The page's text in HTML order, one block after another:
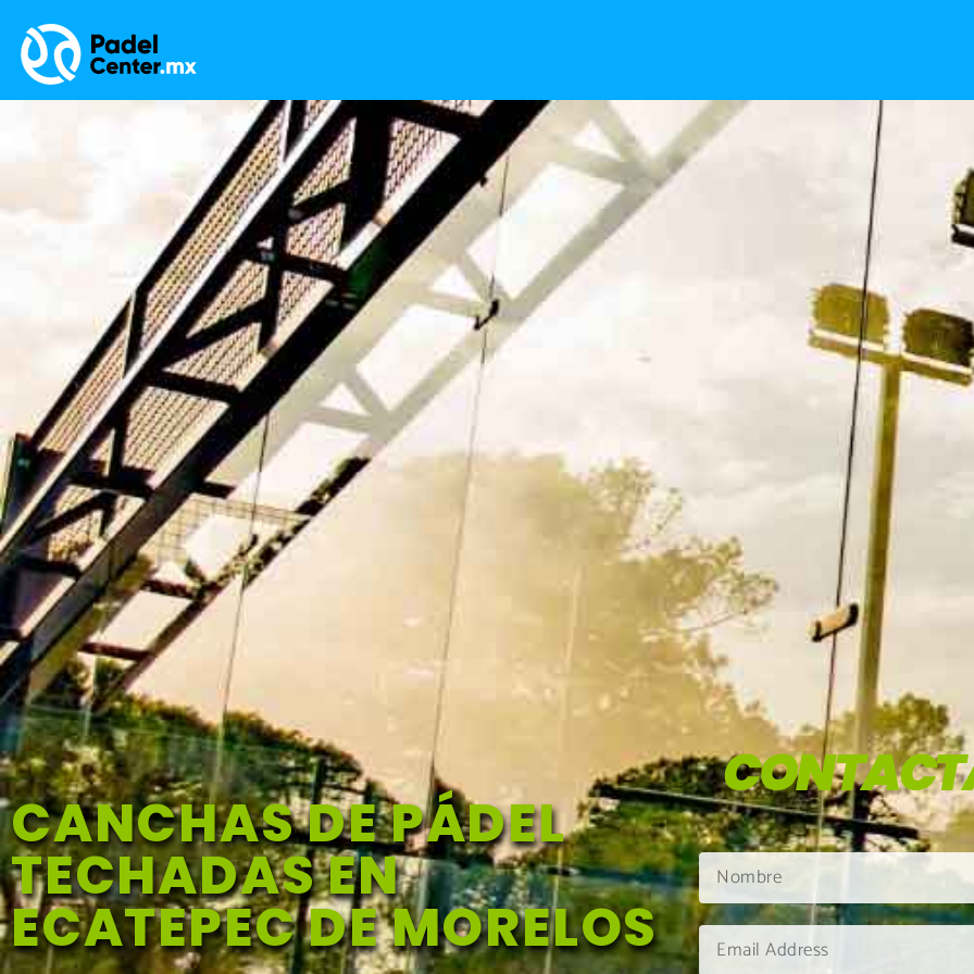
CANCHAS DE PÁDEL
TECHADAS EN
ECATEPEC DE MORELOS